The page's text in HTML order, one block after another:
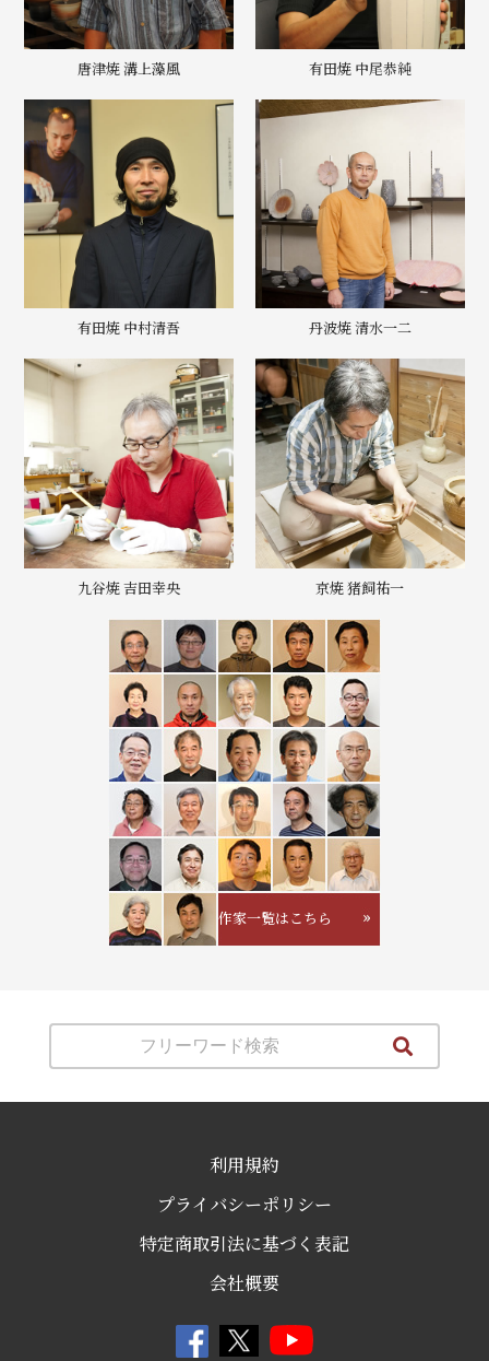
唐津焼 溝上藻風 有田焼 中尾恭純
有田焼 中村清吾 丹波焼 清水一二
九谷焼 吉田幸央 京焼 猪飼祐一
作家一覧はこちら
利用規約
プライバシーポリシー
特定商取引法に基づく表記
会社概要